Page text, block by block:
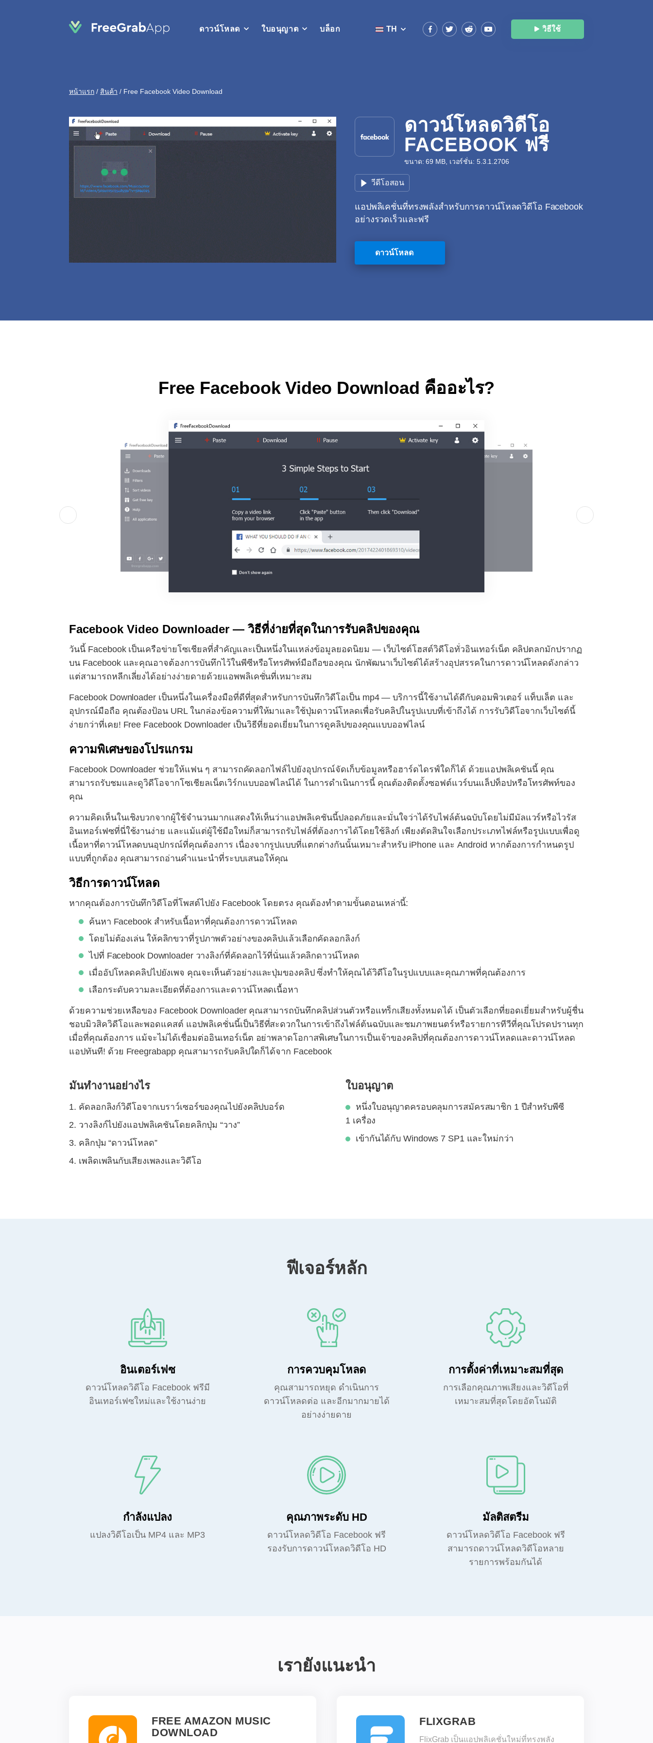
ดาวน์โหลด ใบอนุญาต บล็อก TH วิธีใช้
หน้าแรก / สินค้า / Free Facebook Video Download
ดาวน์โหลดวิดีโอ
FACEBOOK ฟรี
ขนาด: 69 MB, เวอร์ชั่น: 5.3.1.2706
วีดีโอสอน
แอปพลิเคชั่นที่ทรงพลังสำหรับการดาวน์โหลดวิดีโอ Facebook
อย่างรวดเร็วและฟรี
ดาวน์โหลด
Free Facebook Video Download คืออะไร?
Facebook Video Downloader — วิธีที่ง่ายที่สุดในการรับคลิปของคุณ
วันนี้ Facebook เป็นเครือข่ายโซเชียลที่สำคัญและเป็นหนึ่งในแหล่งข้อมูลยอดนิยม — เว็บไซต์โฮสต์วิดีโอทั่วอินเทอร์เน็ต คลิปตลกมักปรากฏ
บน Facebook และคุณอาจต้องการบันทึกไว้ในพีซีหรือโทรศัพท์มือถือของคุณ นักพัฒนาเว็บไซต์ได้สร้างอุปสรรคในการดาวน์โหลดดังกล่าว
แต่สามารถหลีกเลี่ยงได้อย่างง่ายดายด้วยแอพพลิเคชั่นที่เหมาะสม
Facebook Downloader เป็นหนึ่งในเครื่องมือที่ดีที่สุดสำหรับการบันทึกวิดีโอเป็น mp4 — บริการนี้ใช้งานได้ดีกับคอมพิวเตอร์ แท็บเล็ต และ
อุปกรณ์มือถือ คุณต้องป้อน URL ในกล่องข้อความที่ให้มาและใช้ปุ่มดาวน์โหลดเพื่อรับคลิปในรูปแบบที่เข้าถึงได้ การรับวิดีโอจากเว็บไซต์นี้
ง่ายกว่าที่เคย! Free Facebook Downloader เป็นวิธีที่ยอดเยี่ยมในการดูคลิปของคุณแบบออฟไลน์
ความพิเศษของโปรแกรม
Facebook Downloader ช่วยให้แฟน ๆ สามารถคัดลอกไฟล์ไปยังอุปกรณ์จัดเก็บข้อมูลหรือฮาร์ดไดรฟ์ใดก็ได้ ด้วยแอปพลิเคชันนี้ คุณ
สามารถรับชมและดูวิดีโอจากโซเชียลเน็ตเวิร์กแบบออฟไลน์ได้ ในการดำเนินการนี้ คุณต้องติดตั้งซอฟต์แวร์บนแล็ปท็อปหรือโทรศัพท์ของ
คุณ
ความคิดเห็นในเชิงบวกจากผู้ใช้จำนวนมากแสดงให้เห็นว่าแอปพลิเคชันนี้ปลอดภัยและมั่นใจว่าได้รับไฟล์ต้นฉบับโดยไม่มีมัลแวร์หรือไวรัส
อินเทอร์เฟซที่นี่ใช้งานง่าย และแม้แต่ผู้ใช้มือใหม่ก็สามารถรับไฟล์ที่ต้องการได้โดยใช้ลิงก์ เพียงตัดสินใจเลือกประเภทไฟล์หรือรูปแบบเพื่อดู
เนื้อหาที่ดาวน์โหลดบนอุปกรณ์ที่คุณต้องการ เนื่องจากรูปแบบที่แตกต่างกันนั้นเหมาะสำหรับ iPhone และ Android หากต้องการกำหนดรูป
แบบที่ถูกต้อง คุณสามารถอ่านคำแนะนำที่ระบบเสนอให้คุณ
วิธีการดาวน์โหลด
หากคุณต้องการบันทึกวิดีโอที่โพสต์ไปยัง Facebook โดยตรง คุณต้องทำตามขั้นตอนเหล่านี้:
ค้นหา Facebook สำหรับเนื้อหาที่คุณต้องการดาวน์โหลด
โดยไม่ต้องเล่น ให้คลิกขวาที่รูปภาพตัวอย่างของคลิปแล้วเลือกคัดลอกลิงก์
ไปที่ Facebook Downloader วางลิงก์ที่คัดลอกไว้ที่นั่นแล้วคลิกดาวน์โหลด
เมื่ออัปโหลดคลิปไปยังเพจ คุณจะเห็นตัวอย่างและปุ่มของคลิป ซึ่งทำให้คุณได้วิดีโอในรูปแบบและคุณภาพที่คุณต้องการ
เลือกระดับความละเอียดที่ต้องการและดาวน์โหลดเนื้อหา
ด้วยความช่วยเหลือของ Facebook Downloader คุณสามารถบันทึกคลิปส่วนตัวหรือแทร็กเสียงทั้งหมดได้ เป็นตัวเลือกที่ยอดเยี่ยมสำหรับผู้ชื่น
ชอบมิวสิควิดีโอและพอดแคสต์ แอปพลิเคชั่นนี้เป็นวิธีที่สะดวกในการเข้าถึงไฟล์ต้นฉบับและชมภาพยนตร์หรือรายการทีวีที่คุณโปรดปรานทุก
เมื่อที่คุณต้องการ แม้จะไม่ได้เชื่อมต่ออินเทอร์เน็ต อย่าพลาดโอกาสพิเศษในการเป็นเจ้าของคลิปที่คุณต้องการดาวน์โหลดและดาวน์โหลด
แอปทันที! ด้วย Freegrabapp คุณสามารถรับคลิปใดก็ได้จาก Facebook
มันทำงานอย่างไร
คัดลอกลิงก์วิดีโอจากเบราว์เซอร์ของคุณไปยังคลิปบอร์ด
วางลิงก์ไปยังแอปพลิเคชันโดยคลิกปุ่ม “วาง”
คลิกปุ่ม “ดาวน์โหลด”
เพลิดเพลินกับเสียงเพลงและวิดีโอ
ใบอนุญาต
หนึ่งใบอนุญาตครอบคลุมการสมัครสมาชิก 1 ปีสำหรับพีซี
1 เครื่อง
เข้ากันได้กับ Windows 7 SP1 และใหม่กว่า
ฟีเจอร์หลัก
อินเตอร์เฟซ
ดาวน์โหลดวิดีโอ Facebook ฟรีมี
อินเทอร์เฟซใหม่และใช้งานง่าย
การควบคุมโหลด
คุณสามารถหยุด ดำเนินการ
ดาวน์โหลดต่อ และอีกมากมายได้
อย่างง่ายดาย
การตั้งค่าที่เหมาะสมที่สุด
การเลือกคุณภาพเสียงและวิดีโอที่
เหมาะสมที่สุดโดยอัตโนมัติ
กำลังแปลง
แปลงวิดีโอเป็น MP4 และ MP3
คุณภาพระดับ HD
ดาวน์โหลดวิดีโอ Facebook ฟรี
รองรับการดาวน์โหลดวิดีโอ HD
มัลติสตรีม
ดาวน์โหลดวิดีโอ Facebook ฟรี
สามารถดาวน์โหลดวิดีโอหลาย
รายการพร้อมกันได้
เรายังแนะนำ
FREE AMAZON MUSIC
DOWNLOAD
FLIXGRAB
FlixGrab เป็นแอปพลิเคชั่นใหม่ที่ทรงพลัง